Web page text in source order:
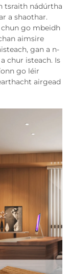
tsraith nádúrtha
a shaothar.
go mbeidh
aimsire
gan a n-
chur isteach. Is
go léir
airgead